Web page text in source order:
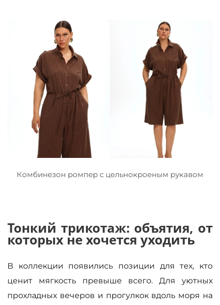
Комбинезон ромпер с цельнокроеным рукавом
Тонкий трикотаж: объятия, от
которых не хочется уходить
В коллекции появились позиции для тех, кто
ценит мягкость превыше всего. Для уютных
прохладных вечеров и прогулкок вдоль моря на